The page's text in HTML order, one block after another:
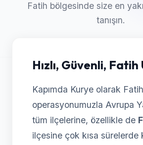
Fatih bölgesinde size en
tanışın.
Hızlı, Güvenli, Fatih
Kapımda Kurye olarak
operasyonumuzla Avrupa
tüm ilçelerine, özellikle de
ilçesine çok kısa sürelerde